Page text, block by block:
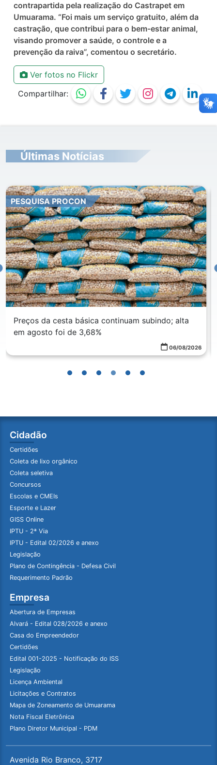
contrapartida pela realização do Castrapet em
Umuarama. “Foi mais um serviço gratuito, além da
castração, que contribui para o bem-estar animal,
visando promover a saúde, o controle e a
prevenção da raiva”, comentou o secretário.
Ver fotos no Flickr
Compartilhar:
Últimas Notícias
PESQUISA PROCON
Preços da cesta básica continuam subindo; alta
em agosto foi de 3,68%
06/08/2026
Cidadão
Certidões
Coleta de lixo orgânico
Coleta seletiva
Concursos
Escolas e CMEIs
Esporte e Lazer
GISS Online
IPTU - 2ª Via
IPTU - Edital 02/2026 e anexo
Legislação
Plano de Contingência - Defesa Civil
Requerimento Padrão
Empresa
Abertura de Empresas
Alvará - Edital 028/2026 e anexo
Casa do Empreendedor
Certidões
Edital 001-2025 - Notificação do ISS
Legislação
Licença Ambiental
Licitações e Contratos
Mapa de Zoneamento de Umuarama
Nota Fiscal Eletrônica
Plano Diretor Municipal - PDM
Avenida Rio Branco, 3717